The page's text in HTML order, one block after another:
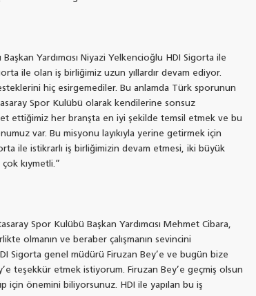
Yardımcısı Niyazi Yelkencioğlu HDI Sigorta ile
ile olan iş birliğimiz uzun yıllardır devam ediyor.
hiç esirgemediler. Bu anlamda Türk sporunun
Spor Kulübü olarak kendilerine sonsuz
ettiğimiz her branşta en iyi şekilde temsil etmek ve bu
var. Bu misyonu layıkıyla yerine getirmek için
ile istikrarlı iş birliğimizin devam etmesi, iki büyük
kıymetli.”
Spor Kulübü Başkan Yardımcısı Mehmet Cibara,
olmanın ve beraber çalışmanın sevincini
Sigorta genel müdürü Firuzan Bey’e ve bugün bize
teşekkür etmek istiyorum. Firuzan Bey’e geçmiş olsun
için önemini biliyorsunuz. HDI ile yapılan bu iş